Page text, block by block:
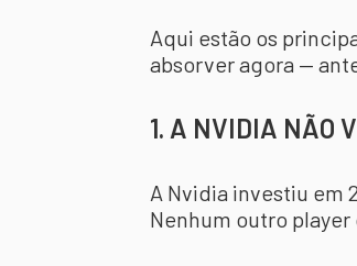
Aqui estão os
absorver agora —
1. A NVIDIA NÃO
A Nvidia investiu em
Nenhum outro